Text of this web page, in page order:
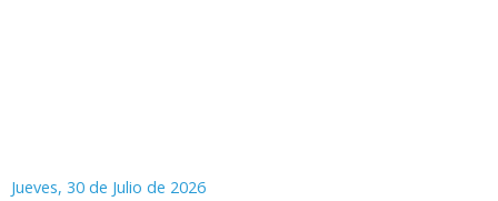
Jueves, 30 de Julio de 2026